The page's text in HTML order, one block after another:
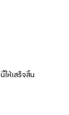
ห้เสร็จสิ้น